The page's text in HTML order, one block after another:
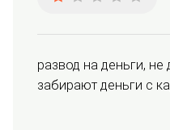
развод на деньги,
забирают деньги с